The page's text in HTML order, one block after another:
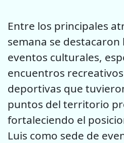
Entre los principales
semana se
eventos culturales,
encuentros
deportivas que
puntos del territorio
fortaleciendo el
Luis como sede de